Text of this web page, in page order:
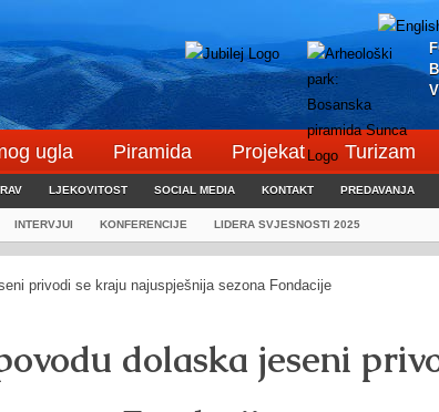
ugla Piramida Projekat Turizam
LJEKOVITOST SOCIAL MEDIA KONTAKT PREDAVANJA
INTERVJUI KONFERENCIJE LIDERA SVJESNOSTI 2025
dolaska jeseni